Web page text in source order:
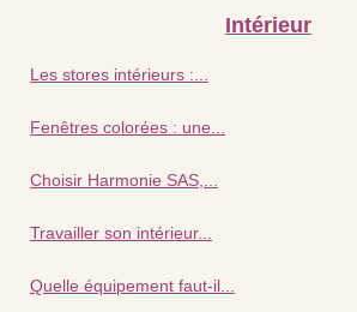
Intérieur
Les stores intérieurs :...
Fenêtres colorées : une...
Choisir Harmonie SAS,...
Travailler son intérieur...
Quelle équipement faut-il...